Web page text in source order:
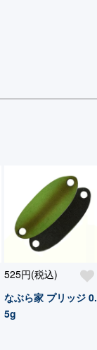
525円(税込)
なぶら家 プリッジ 0.
5g